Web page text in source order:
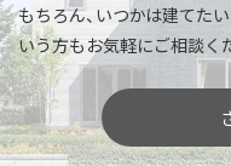
もちろん、いつかは建てたい
いう方もお気軽にご相談く